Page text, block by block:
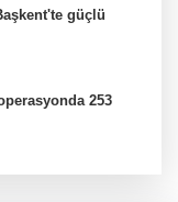
güçlü
253